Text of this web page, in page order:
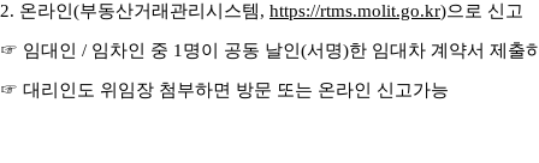
2. 온라인(부동산거래관리시스템, https://rtms.molit.go.kr)으로 신고
☞ 임대인 / 임차인 중 1명이 공동 날인(서명)한 임대차 계약서 제출
☞ 대리인도 위임장 첨부하면 방문 또는 온라인 신고가능